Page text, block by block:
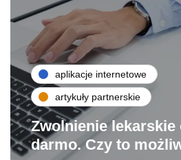
aplikacje internetowe
artykuły partnerskie
Zwolnienie lekarskie
darmo. Czy to